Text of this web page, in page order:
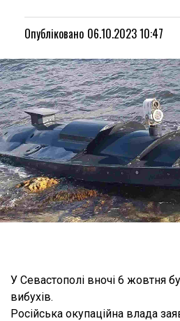
Опубліковано 06.10.2023 10:47
У Севастополі вночі 6 жовтня
вибухів.
Російська окупаційна влада